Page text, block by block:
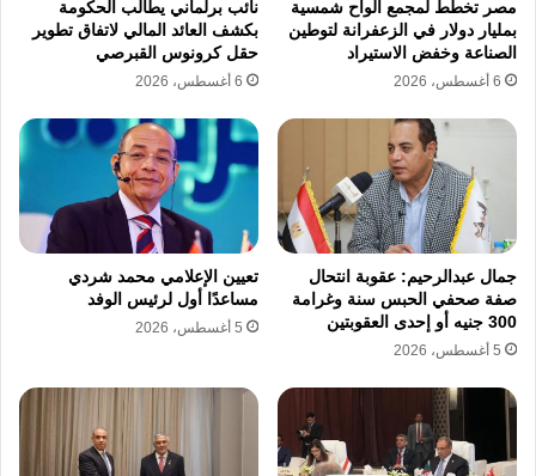
بينما تحتاج المرحلة المقبلة إلى بناء اقتصادات
إنتاجية حقيقية تقوم على الصناعة والإنتاج
والتكنولوجيا.
كما رأى أن الدول غير النفطية قد تمتلك فرصة
لبناء نماذج اقتصادية جديدة إذا نجحت في التحول
نحو الاقتصاد الإنتاجي بدل الاعتماد على الأنماط
التقليدية الحالية.
واختتم أحمد ذكر الله مداخلته بالدعوة إلى ما
وصفه بـ”التكامل الانتقائي” بين الدول العربية، إلى
جانب تعزيز دور المجتمع المدني والقطاع الخاص
مصر تخطط لمجمع ألواح شمسية
بمليار دولار في الزعفرانة لتوطين
الصناعة وخفض الاستيراد
6 أغسطس، 2026
نائب برلماني يطالب الحكومة
بكشف العائد المالي لاتفاق تطوير
حقل كرونوس القبرصي
6 أغسطس، 2026
جمال عبدالرحيم: عقوبة انتحال
صفة صحفي الحبس سنة وغرامة
300 جنيه أو إحدى العقوبتين
5 أغسطس، 2026
تعيين الإعلامي محمد شردي
مساعدًا أول لرئيس الوفد
5 أغسطس، 2026